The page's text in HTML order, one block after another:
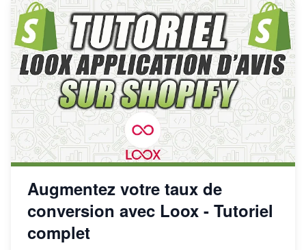
Augmentez votre taux de
conversion avec Loox - Tutoriel
complet